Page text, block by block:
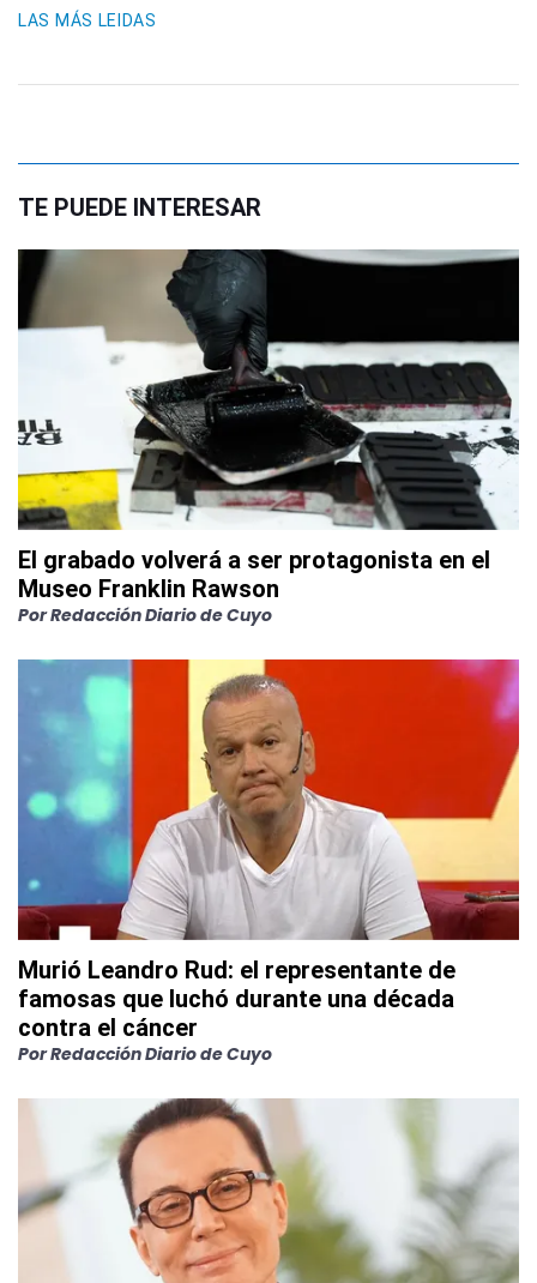
LAS MÁS LEIDAS
TE PUEDE INTERESAR
El grabado volverá a ser protagonista en el
Museo Franklin Rawson
PorRedacción Diario de Cuyo
Murió Leandro Rud: el representante de
famosas que luchó durante una década
contra el cáncer
PorRedacción Diario de Cuyo